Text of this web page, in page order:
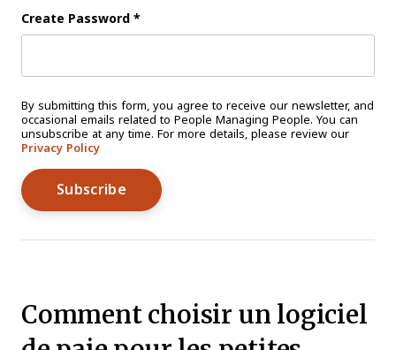
Create Password *
By submitting this form, you agree to receive our newsletter, and
occasional emails related to People Managing People. You can
unsubscribe at any time. For more details, please review our
Privacy Policy
Comment choisir un logiciel